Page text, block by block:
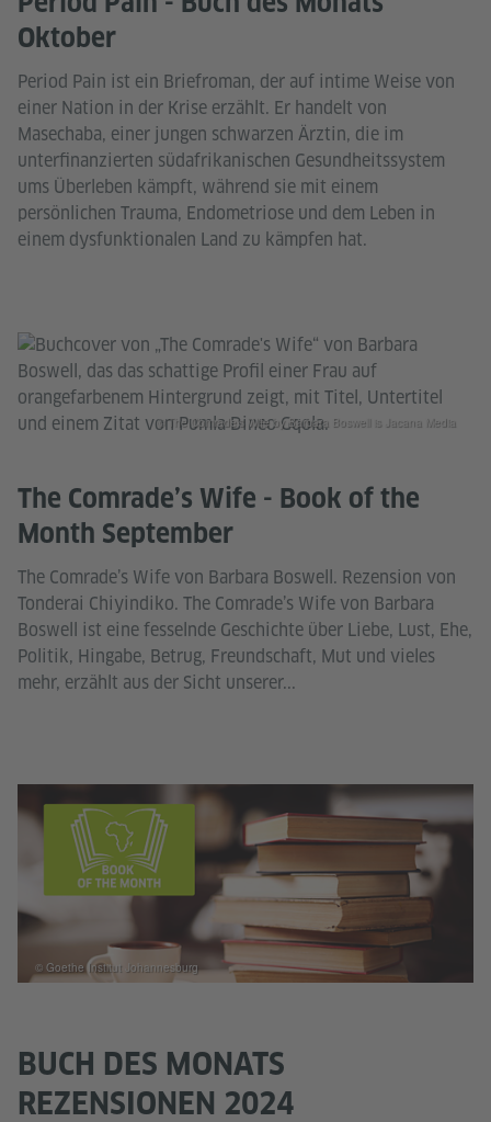
Oktober
Period Pain ist ein Briefroman, der auf intime Weise von
einer Nation in der Krise erzählt. Er handelt von
Masechaba, einer jungen schwarzen Ärztin, die im
unterfinanzierten südafrikanischen Gesundheitssystem
ums Überleben kämpft, während sie mit einem
persönlichen Trauma, Endometriose und dem Leben in
einem dysfunktionalen Land zu kämpfen hat.
The Comrade’s Wife - Book of the
Month September
The Comrade’s Wife von Barbara Boswell. Rezension von
Tonderai Chiyindiko. The Comrade’s Wife von Barbara
Boswell ist eine fesselnde Geschichte über Liebe, Lust, Ehe,
Politik, Hingabe, Betrug, Freundschaft, Mut und vieles
mehr, erzählt aus der Sicht unserer...
© The Comrade's Wife by Barbara Boswell is Jacana Media
BUCH DES MONATS
REZENSIONEN 2024
© Goethe Institut Johannesburg